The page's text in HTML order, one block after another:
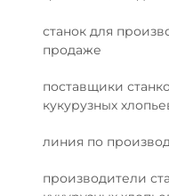
станок для
продаже
поставщики
кукурузных
линия по
производители